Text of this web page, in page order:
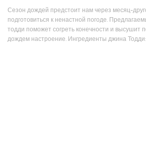
Сезон дождей предстоит нам через месяц-
подготовиться к ненастной погоде.
тодди поможет согреть конечности и высушит
дождем настроение. Ингредиенты джина Тодди: